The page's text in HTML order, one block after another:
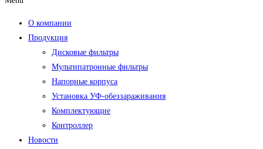
О компании
Продукция
Дисковые фильтры
Мультипатронные фильтры
Напорные корпуса
Установка УФ-обеззараживания
Комплектующие
Контроллер
Новости